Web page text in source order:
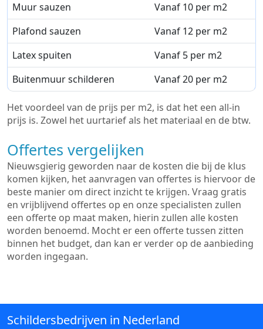
Muur sauzen
Vanaf 10 per m2
Plafond sauzen
Vanaf 12 per m2
Latex spuiten
Vanaf 5 per m2
Buitenmuur schilderen
Vanaf 20 per m2
Het voordeel van de prijs per m2, is dat het een all-in
prijs is. Zowel het uurtarief als het materiaal en de btw.
Offertes vergelijken
Nieuwsgierig geworden naar de kosten die bij de klus
komen kijken, het aanvragen van offertes is hiervoor de
beste manier om direct inzicht te krijgen. Vraag gratis
en vrijblijvend offertes op en onze specialisten zullen
een offerte op maat maken, hierin zullen alle kosten
worden benoemd. Mocht er een offerte tussen zitten
binnen het budget, dan kan er verder op de aanbieding
worden ingegaan.
Schildersbedrijven in Nederland